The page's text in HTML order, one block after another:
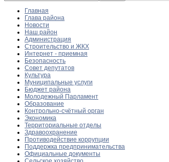
Главная
Глава района
Новости
Наш район
Администрация
Строительство и ЖКХ
Интернет - приемная
Безопасность
Совет депутатов
Культура
Муниципальные услуги
Бюджет района
Молодежный Парламент
Образование
Контрольно-счётный орган
Экономика
Территориальные отделы
Здравоохранение
Противодействие коррупции
Поддержка предпринимательства
Официальные документы